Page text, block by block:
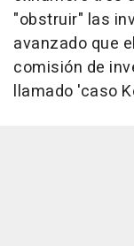
"obstruir" las
avanzado que
comisión de
llamado 'caso